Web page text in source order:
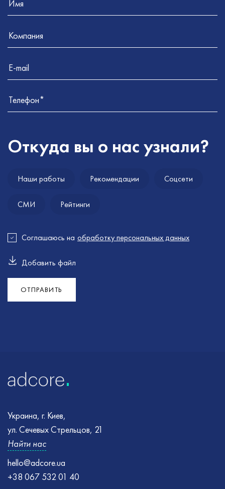
Откуда вы о насузнали?
Наши работы Рекомендации Соцсети
СМИ Рейтинги
Соглашаюсь на обработку персональных данных
Добавить файл
ОТПРАВИТЬ
Украина, г. Киев,
ул. Сечевых Стрельцов, 21
Найти нас
hello@adcore.ua
+38 067 532 01 40